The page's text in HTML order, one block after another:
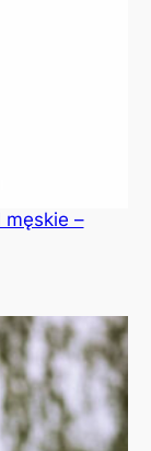
męskie –